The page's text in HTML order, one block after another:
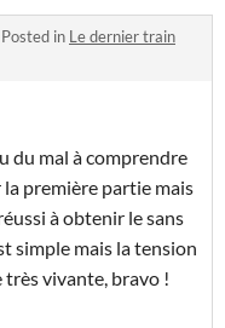
Posted in Le dernier train
du mal à comprendre
première partie mais
à obtenir le sans
simple mais la tension
très vivante, bravo !